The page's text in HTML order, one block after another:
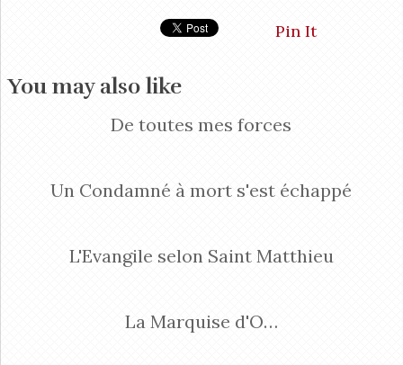
Pin It
You may also like
De toutes mes forces
Un Condamné à mort s'est échappé
L'Evangile selon Saint Matthieu
La Marquise d'O…